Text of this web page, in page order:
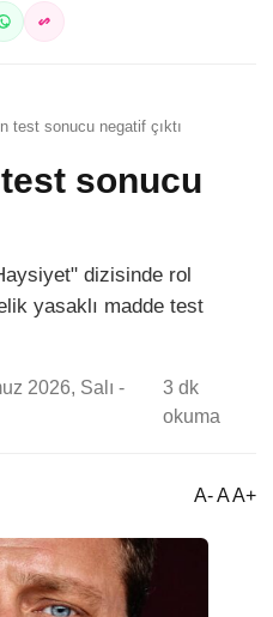
test sonucu negatif çıktı
sonucu
dizisinde rol
yasaklı madde test
2026, Salı -
3 dk
okuma
A- A A+